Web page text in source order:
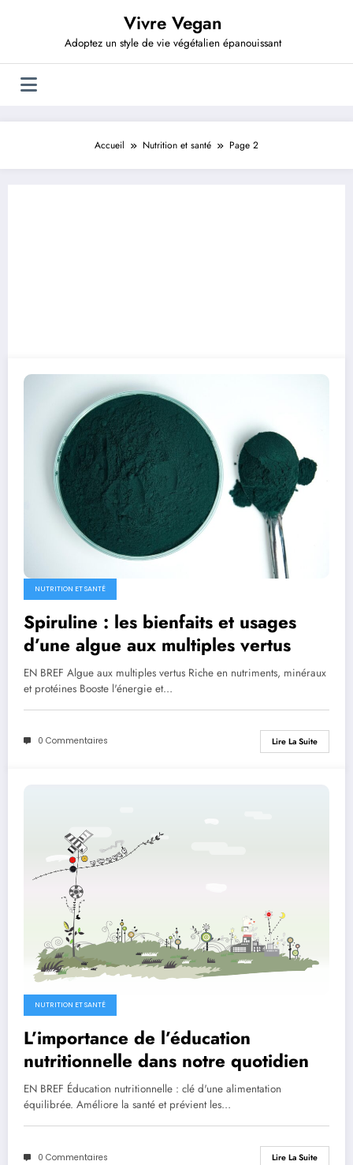
Vivre Vegan
Adoptez un style de vie végétalien épanouissant
Accueil Nutrition et santé Page 2
NUTRITION ET SANTÉ
Spiruline : les bienfaits et usages
d’une algue aux multiples vertus
EN BREF Algue aux multiples vertus Riche en nutriments, minéraux
et protéines Booste l'énergie et…
0 Commentaires Lire La Suite
NUTRITION ET SANTÉ
L’importance de l’éducation
nutritionnelle dans notre quotidien
EN BREF Éducation nutritionnelle : clé d'une alimentation
équilibrée. Améliore la santé et prévient les…
0 Commentaires Lire La Suite